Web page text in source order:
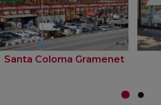
Santa Coloma Gramenet